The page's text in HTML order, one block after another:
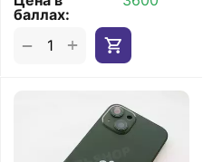
баллах:
+
−